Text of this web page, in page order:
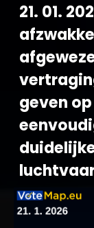
21. 01.
geven